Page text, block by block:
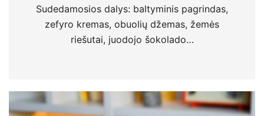
Sudedamosios dalys: baltyminis pagrindas,
zefyro kremas, obuolių džemas, žemės
riešutai, juodojo šokolado…